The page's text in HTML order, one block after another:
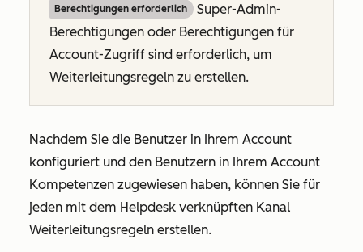
Berechtigungen erforderlich
Super-Admin-
Berechtigungen oder Berechtigungen für
Account-Zugriff sind erforderlich, um
Weiterleitungsregeln zu erstellen.
Nachdem Sie die Benutzer in Ihrem Account
konfiguriert und den Benutzern in Ihrem Account
Kompetenzen zugewiesen haben, können Sie für
jeden mit dem Helpdesk verknüpften Kanal
Weiterleitungsregeln erstellen.